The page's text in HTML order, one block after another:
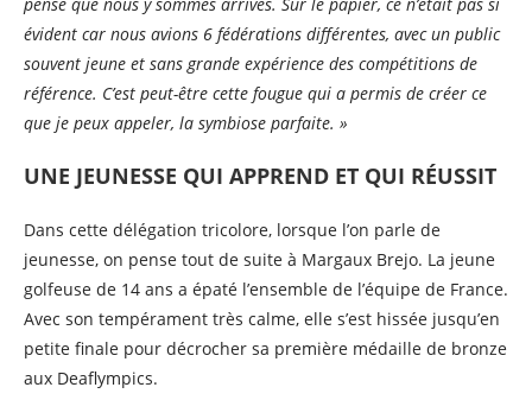
évident car nous avions 6 fédérations différentes, avec un public
souvent jeune et sans grande expérience des compétitions de
référence. C’est peut-être cette fougue qui a permis de créer ce
que je peux appeler, la symbiose parfaite. »
UNE JEUNESSE QUI APPREND ET QUI RÉUSSIT
Dans cette délégation tricolore, lorsque l’on parle de
jeunesse, on pense tout de suite à Margaux Brejo. La jeune
golfeuse de 14 ans a épaté l’ensemble de l’équipe de France.
Avec son tempérament très calme, elle s’est hissée jusqu’en
petite finale pour décrocher sa première médaille de bronze
aux Deaflympics.